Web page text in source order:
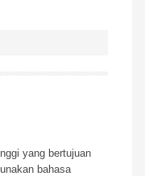
yang bertujuan
bahasa